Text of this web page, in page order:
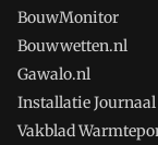
BouwMonitor
Bouwwetten.nl
Gawalo.nl
Installatie Journaal
Vakblad